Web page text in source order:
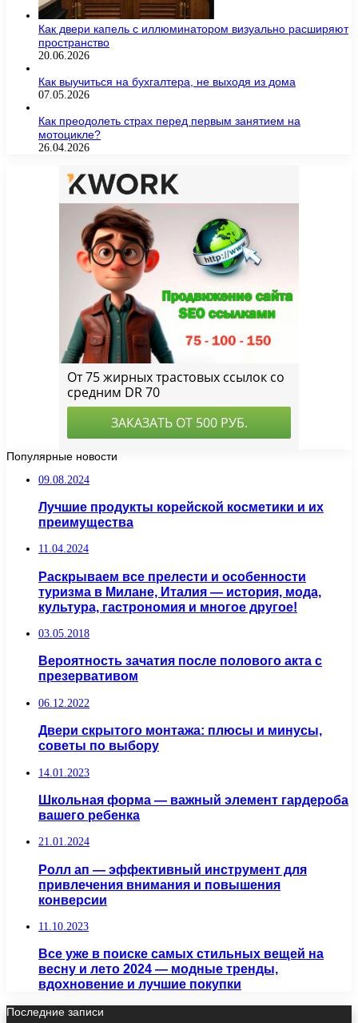
Как двери капель с иллюминатором визуально расширяют
пространство
20.06.2026
Как выучиться на бухгалтера, не выходя из дома
07.05.2026
Как преодолеть страх перед первым занятием на
мотоцикле?
26.04.2026
Популярные новости
09.08.2024
Лучшие продукты корейской косметики и их
преимущества
11.04.2024
Раскрываем все прелести и особенности
туризма в Милане, Италия — история, мода,
культура, гастрономия и многое другое!
03.05.2018
Вероятность зачатия после полового акта с
презервативом
06.12.2022
Двери скрытого монтажа: плюсы и минусы,
советы по выбору
14.01.2023
Школьная форма — важный элемент гардероба
вашего ребенка
21.01.2024
Ролл ап — эффективный инструмент для
привлечения внимания и повышения
конверсии
11.10.2023
Все уже в поиске самых стильных вещей на
весну и лето 2024 — модные тренды,
вдохновение и лучшие покупки
Последние записи